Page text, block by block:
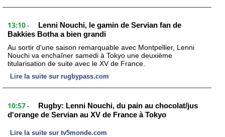
13:10 -
Lenni Nouchi, le gamin de Servian fan de
Bakkies Botha a bien grandi
Au sortir d'une saison remarquable avec Montpellier, Lenni
Nouchi va enchaîner samedi à Tokyo une deuxième
titularisation de suite avec le XV de France.
Lire la suite sur rugbypass.com
10:57 -
Rugby: Lenni Nouchi, du pain au chocolat/jus
d'orange de Servian au XV de France à Tokyo
Lire la suite sur tv5monde.com